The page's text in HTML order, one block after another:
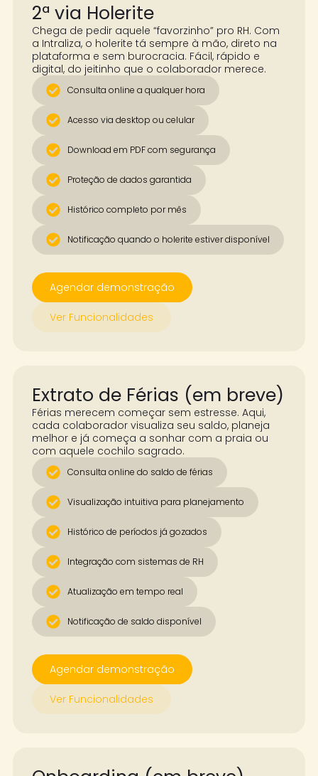
2ª via Holerite
Chega de pedir aquele “favorzinho” pro RH. Com
a Intraliza, o holerite tá sempre à mão, direto na
plataforma e sem burocracia. Fácil, rápido e
digital, do jeitinho que o colaborador merece.
Consulta online a qualquer hora
Acesso via desktop ou celular
Download em PDF com segurança
Proteção de dados garantida
Histórico completo por mês
Notificação quando o holerite estiver disponível
Agendar demonstração
Ver Funcionalidades
Extrato de Férias (em breve)
Férias merecem começar sem estresse. Aqui,
cada colaborador visualiza seu saldo, planeja
melhor e já começa a sonhar com a praia ou
com aquele cochilo sagrado.
Consulta online do saldo de férias
Visualização intuitiva para planejamento
Histórico de períodos já gozados
Integração com sistemas de RH
Atualização em tempo real
Notificação de saldo disponível
Agendar demonstração
Ver Funcionalidades